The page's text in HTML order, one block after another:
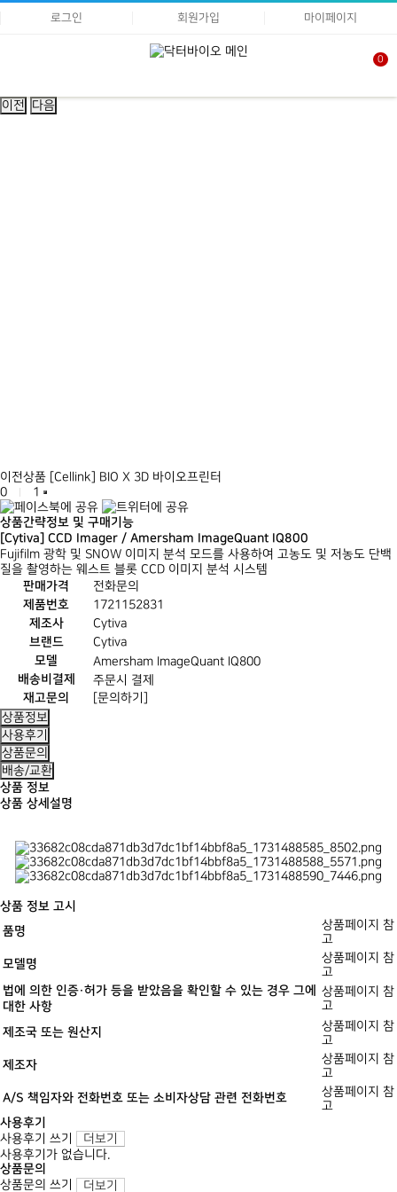
로그인 회원가입 마이페이지
0
이전 다음
이전상품 [Cellink] BIO X 3D 바이오프린터
0
1
상품간략정보 및 구매기능
[Cytiva] CCD Imager / Amersham ImageQuant IQ800
Fujifilm 광학 및 SNOW 이미지 분석 모드를 사용하여 고농도 및 저농도 단백
질을 촬영하는 웨스트 블롯 CCD 이미지 분석 시스템
판매가격 전화문의
제품번호 1721152831
제조사 Cytiva
브랜드 Cytiva
모델 Amersham ImageQuant IQ800
배송비결제 주문시 결제
재고문의
[문의하기]
상품정보
사용후기
상품문의
배송/교환
상품 정보
상품 상세설명
상품 정보 고시
품명
상품페이지 참
고
모델명
상품페이지 참
고
법에 의한 인증·허가 등을 받았음을 확인할 수 있는 경우 그에
대한 사항
상품페이지 참
고
제조국 또는 원산지
상품페이지 참
고
제조자
상품페이지 참
고
A/S 책임자와 전화번호 또는 소비자상담 관련 전화번호
상품페이지 참
고
사용후기
사용후기 쓰기
더보기
사용후기가 없습니다.
상품문의
상품문의 쓰기 더보기